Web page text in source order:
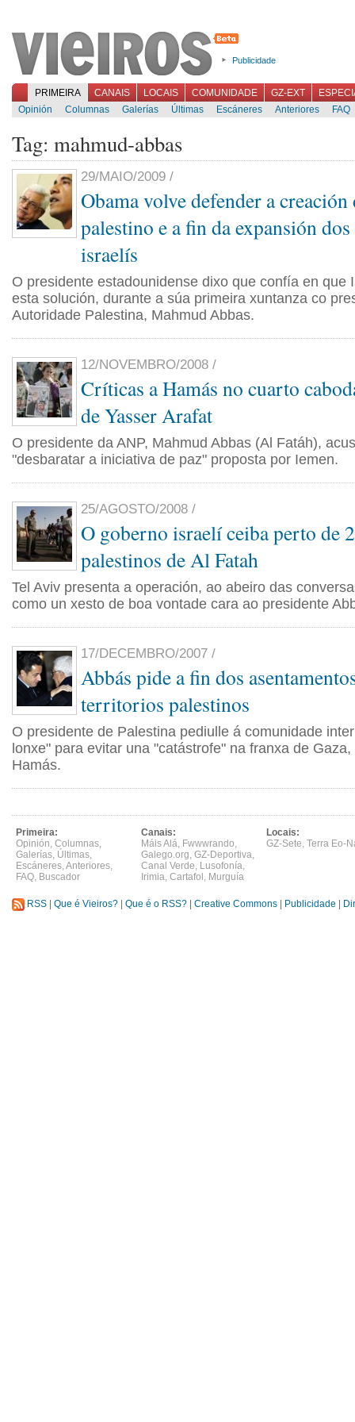
Publicidade
PRIMEIRA CANAIS LOCAIS COMUNIDADE GZ-EXT
Opinión
Columnas Galerías Últimas Escáneres Anteriores FAQ
Tag: mahmud-abbas
29/MAIO/2009 /
Obama volve defender a
palestino e a fin da expansión
israelís
O presidente estadounidense dixo que confía en que
esta solución, durante a súa primeira xuntanza co
Autoridade Palestina, Mahmud Abbas.
12/NOVEMBRO/2008 /
Críticas a Hamás no cuarto
de Yasser Arafat
O presidente da ANP, Mahmud Abbas (Al Fatáh),
"desbaratar a iniciativa de paz" proposta por Iemen.
25/AGOSTO/2008 /
O goberno israelí ceiba perto de
palestinos de Al Fatah
Tel Aviv presenta a operación, ao abeiro das
como un xesto de boa vontade cara ao presidente
17/DECEMBRO/2007 /
Abbás pide a fin dos
territorios palestinos
O presidente de Palestina pediulle á comunidade
lonxe" para evitar una "catástrofe" na franxa de
Hamás.
Primeira:
Opinión, Columnas,
Galerías, Últimas,
Escáneres,Anteriores,
FAQ, Buscador
Canais:
Máis Alá, Fwwwrando,
Galego.org, GZ-Deportiva,
Canal Verde, Lusofonía,
Irimia, Cartafol , Murguía
Locais:
GZ-Sete, Terra Eo-
RSS Que é Vieiros? Que é o RSS? Creative Commons Publicidade